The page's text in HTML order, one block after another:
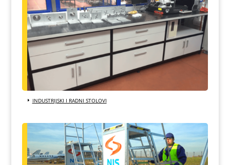
INDUSTRIJSKI I RADNI STOLOVI